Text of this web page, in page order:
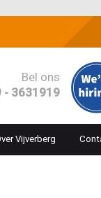
Bel ons
- 3631919
Vijverberg